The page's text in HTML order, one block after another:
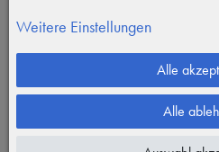
Weitere Einstellungen
Alle
Alle